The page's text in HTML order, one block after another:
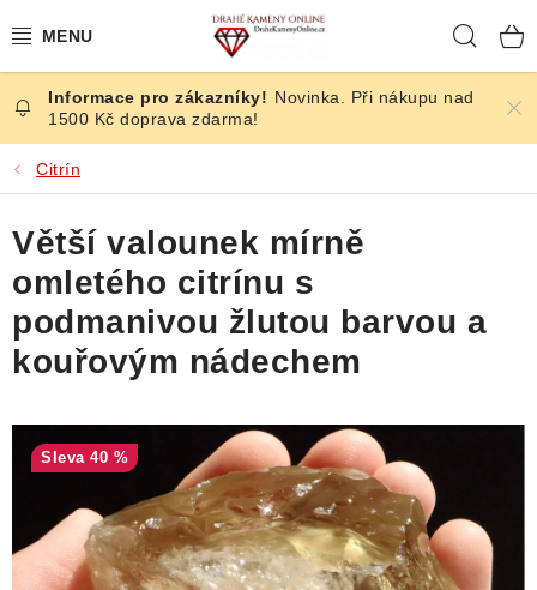
na
ČESKÉ KAMENY
ŠPERKY
KAMENY ZE SVĚTA
BROUŠENÉ
SLEVY
KRYSTALY
ČLÁNKY
Novinka. Při nákupu nad
1500 Kč doprava zdarma!
Citrín
Větší valounek mírně
omletého citrínu s
podmanivou žlutou barvou a
kouřovým nádechem
40 %